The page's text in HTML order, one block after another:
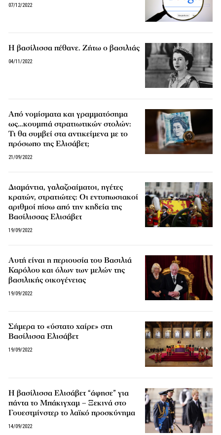
07/12/2022
Η βασίλισσα πέθανε. Ζήτω ο βασιλιάς
04/11/2022
Από νομίσματα και γραμματόσημα
ως…κουμπιά στρατιωτικών στολών:
Τι θα συμβεί στα αντικείμενα με το
πρόσωπο της Ελισάβετ;
21/09/2022
Διαμάντια, γαλαζοαίματοι, ηγέτες
κρατών, στρατιώτες: Οι εντυπωσιακοί
αριθμοί πίσω από την κηδεία της
Βασίλισσας Ελισάβετ
19/09/2022
Αυτή είναι η περιουσία του Βασιλιά
Καρόλου και όλων των μελών της
βασιλικής οικογένειας
19/09/2022
Σήμερα τo «ύστατο χαίρε» στη
Βασίλισσα Ελισάβετ
19/09/2022
Η βασίλισσα Ελισάβετ “άφησε” για
πάντα το Μπάκιγχαμ – Ξεκινά στο
Γουεστμίνστερ το λαϊκό προσκύνημα
14/09/2022